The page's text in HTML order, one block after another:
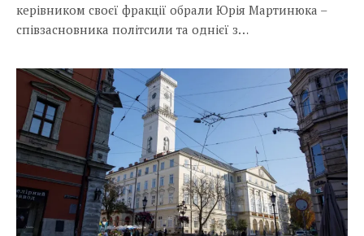
керівником своєї фракції обрали Юрія Мартинюка –
співзасновника політсили та однієї з…